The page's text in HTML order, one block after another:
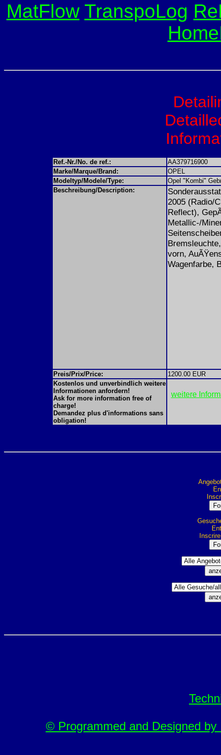
MatFlow TranspoLog
Ref.-Nr./No. de ref.:
AA379716900
Marke/Marque/Brand:
OPEL
Modeltyp/Modele/Type:
Opel "Kombi"
Beschreibung/Description:
2005 (Radio/
Reflect),
Metallic-/
vorn,
Wagenfarbe,
Preis/Prix/Price:
1200.00 EUR
Kostenlos und unverbindlich weitere
Informationen anfordern!
Ask for more information free of
charge!
Demandez plus d'informations sans
obligation!
weitere
© Programmed and Designed